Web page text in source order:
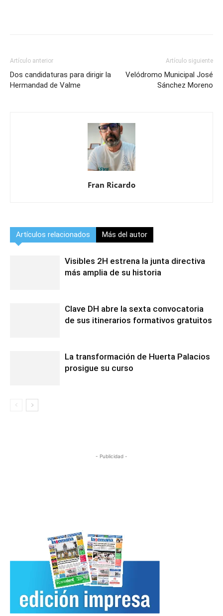
Artículo anterior
Dos candidaturas para dirigir la
Hermandad de Valme
Artículo siguiente
Velódromo Municipal José
Sánchez Moreno
Fran Ricardo
Artículos relacionados Más del autor
Visibles 2H estrena la junta directiva
más amplia de su historia
Clave DH abre la sexta convocatoria
de sus itinerarios formativos gratuitos
La transformación de Huerta Palacios
prosigue su curso
- Publicidad -